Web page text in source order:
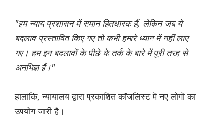
"हम न्याय प्रशासन में समान हितधारक हैं, लेकिन जब ये
बदलाव प्रस्तावित किए गए तो कभी हमारे ध्यान में नहीं लाए
गए। हम इन बदलावों के पीछे के तर्क के बारे में पूरी तरह से
अनभिज्ञ हैं।"
हालांकि, न्यायालय द्वारा प्रकाशित कॉजलिस्ट में नए लोगो का
उपयोग जारी है।